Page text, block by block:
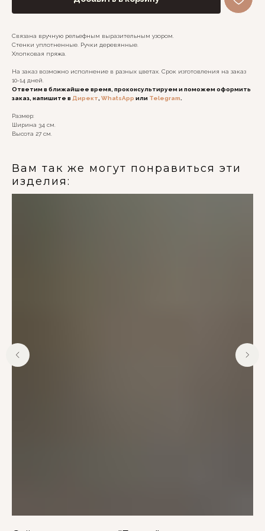
Связана вручную рельефным выразительным узором.
Стенки уплотненные. Ручки деревянные.
Хлопковая пряжа.
На заказ возможно исполнение в разных цветах. Срок изготовления на заказ
10-14 дней.
Ответим в ближайшее время, проконсультируем и поможем оформить
заказ, напишите в Директ WhatsApp или Telegram
Размер:
Ширина 34 см.
Высота 27 см.
Вам так же могут понравиться эти
изделия: